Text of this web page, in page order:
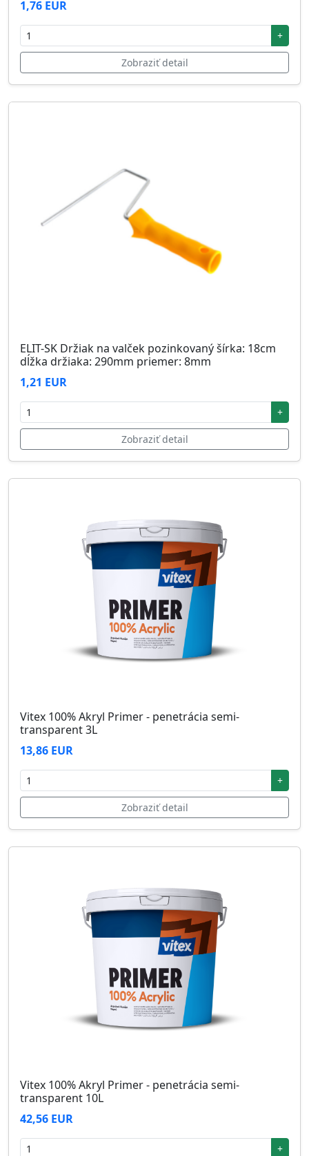
1,76 EUR
+
Zobraziť detail
ELIT-SK Držiak na valček pozinkovaný šírka: 18cm
dĺžka držiaka: 290mm priemer: 8mm
1,21 EUR
+
Zobraziť detail
Vitex 100% Akryl Primer - penetrácia semi-
transparent 3L
13,86 EUR
+
Zobraziť detail
Vitex 100% Akryl Primer - penetrácia semi-
transparent 10L
42,56 EUR
+